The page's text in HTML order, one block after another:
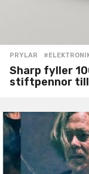
PRYLAR
Sharp fyller
stiftpennor till